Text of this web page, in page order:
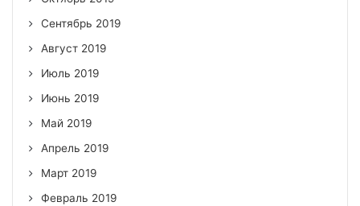
Сентябрь 2019
Август 2019
Июль 2019
Июнь 2019
Май 2019
Апрель 2019
Март 2019
Февраль 2019